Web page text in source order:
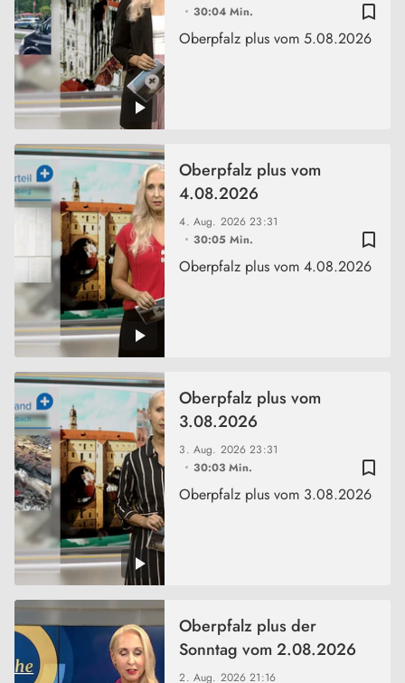
bookmark_border
30:04 Min.
Oberpfalz plus vom 5.08.2026
bookmark_border
4. Aug. 202623:31
30:05 Min.
Oberpfalz plus vom
4.08.2026
Oberpfalz plus vom 4.08.2026
bookmark_border
3. Aug. 202623:31
30:03 Min.
Oberpfalz plus vom
3.08.2026
Oberpfalz plus vom 3.08.2026
2. Aug. 202621:16
Oberpfalz plus der
Sonntag vom 2.08.2026